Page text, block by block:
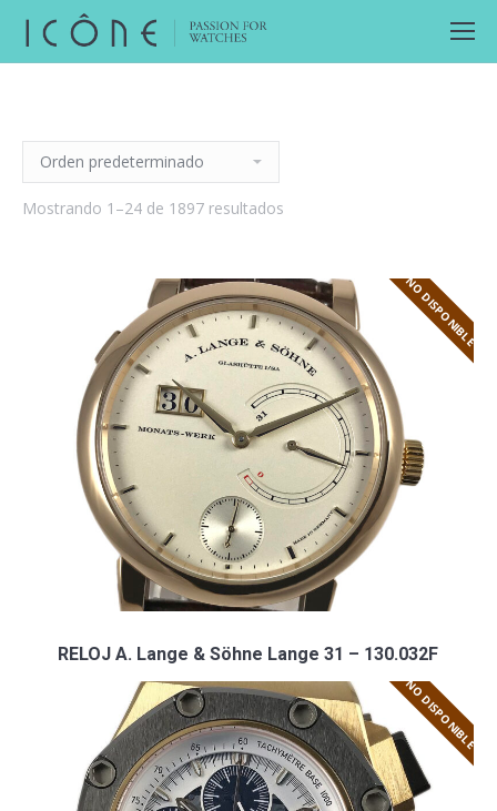
Mostrando 1–24 de 1897 resultados
NO DISPONIBLE
RELOJ A. Lange & Söhne Lange 31 – 130.032F
NO DISPONIBLE